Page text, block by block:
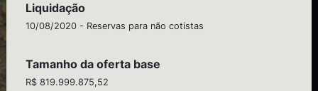
Liquidação
10/08/2020 - Reservas para não cotistas
Tamanho da oferta base
R$ 819.999.875,52